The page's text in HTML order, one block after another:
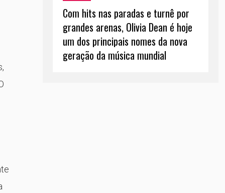
Com hits nas paradas e turnê por
grandes arenas, Olivia Dean é hoje
um dos principais nomes da nova
geração da música mundial